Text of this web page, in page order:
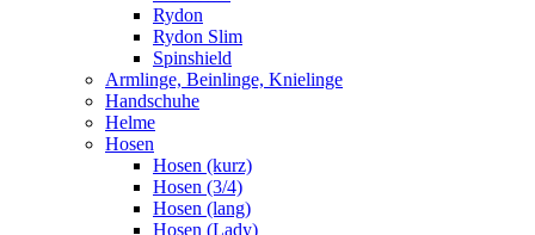
Rydon
Rydon Slim
Spinshield
Armlinge, Beinlinge, Knielinge
Handschuhe
Helme
Hosen
Hosen (kurz)
Hosen (3/4)
Hosen (lang)
Hosen (Lady)